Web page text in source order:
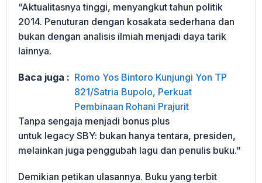
“Aktualitasnya tinggi, menyangkut tahun politik
2014. Penuturan dengan kosakata sederhana dan
bukan dengan analisis ilmiah menjadi daya tarik
lainnya.
Baca juga : Romo Yos Bintoro Kunjungi Yon TP
821/Satria Bupolo, Perkuat
Pembinaan Rohani Prajurit
Tanpa sengaja menjadi bonus plus
untuk legacy SBY: bukan hanya tentara, presiden,
melainkan juga penggubah lagu dan penulis buku.”
Demikian petikan ulasannya. Buku yang terbit